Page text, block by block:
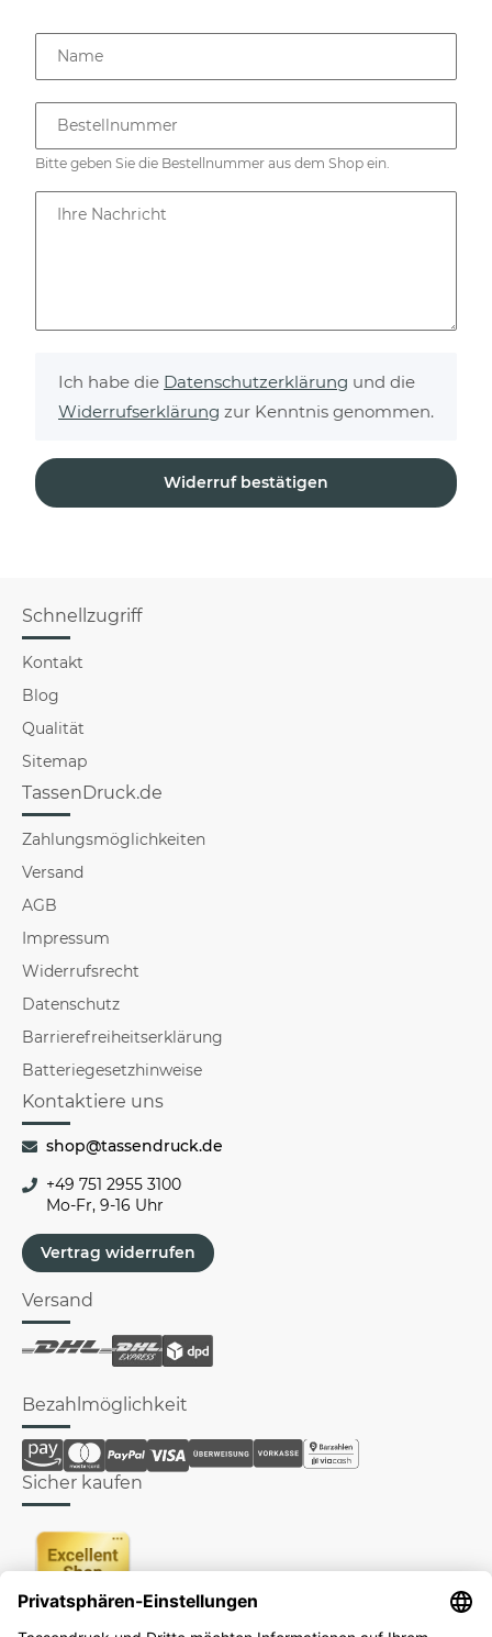
Name
Bitte geben Sie die Bestellnummer aus dem Shop ein.
Bestellnummer
Ihre Nachricht
Ich habe die Datenschutzerklärung und die
Widerrufserklärung zur Kenntnis genommen.
Widerruf bestätigen
Schnellzugriff
Kontakt
Blog
Qualität
Sitemap
TassenDruck.de
Zahlungsmöglichkeiten
Versand
AGB
Impressum
Widerrufsrecht
Datenschutz
Barrierefreiheitserklärung
Batteriegesetzhinweise
Kontaktiere uns
shop@tassendruck.de
+49 751 2955 3100
Mo-Fr, 9-16 Uhr
Vertrag widerrufen
Versand
Bezahlmöglichkeit
Sicher kaufen